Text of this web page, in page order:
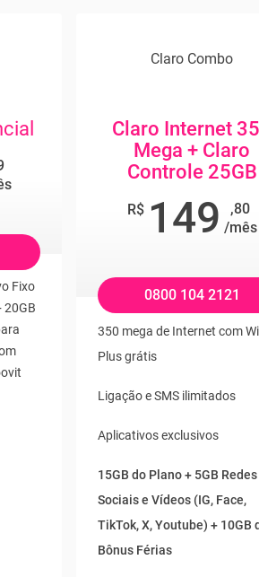
Fixo
20GB
Claro Combo
Claro Internet
Mega + Claro
Controle 25GB
R$ 149
,80
/mês
0800 104 2121
350 mega de Internet com
Plus grátis
Ligação e SMS ilimitados
Aplicativos exclusivos
15GB do Plano + 5GB Redes
Sociais e Vídeos (IG, Face,
TikTok, X, Youtube) + 10GB
Bônus Férias